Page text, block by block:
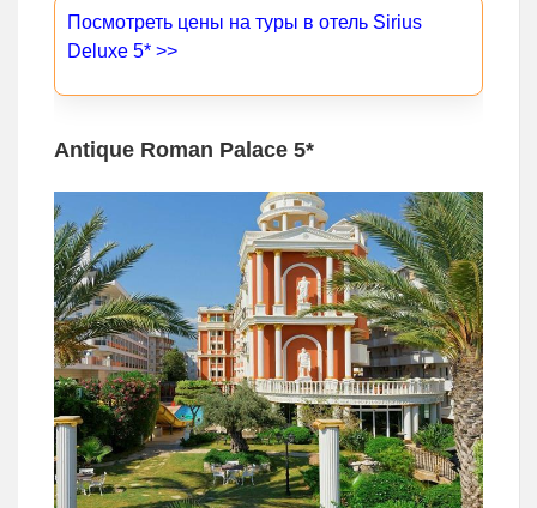
Посмотреть цены на туры в отель Sirius
Deluxe 5* >>
Antique Roman Palace 5*